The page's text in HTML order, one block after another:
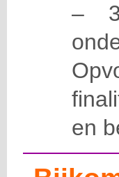
–
en